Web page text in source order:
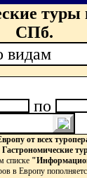
туры
СПб.
видам
по
от всех
Гастрономические
списке
в Европу